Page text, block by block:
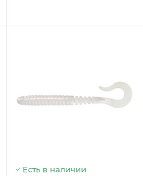
Есть в наличии